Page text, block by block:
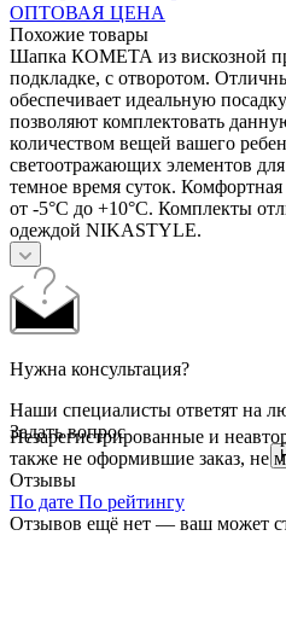
ОПТОВАЯ ЦЕНА
Похожие товары
Шапка КОМЕТА из вискозной
подкладке, с отворотом.
обеспечивает идеальную
позволяют комплектовать
количеством вещей вашего
светоотражающих элементов для
темное время суток.
от -5°С до +10°С. Комплекты
одеждой NIKASTYLE.
Нужна консультация?
Наши специалисты ответят на
Задать вопрос
Незарегистрированные и
также не оформившие заказ, не
Отзывы
По дате По рейтингу
Отзывов ещё нет — ваш может